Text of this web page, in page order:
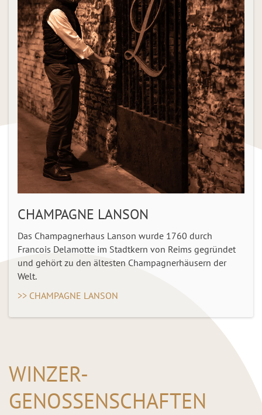
CHAMPAGNE LANSON
Das Champagnerhaus Lanson wurde 1760 durch
Francois Delamotte im Stadtkern von Reims gegründet
und gehört zu den ältesten Champagnerhäusern der
Welt.
>> CHAMPAGNE LANSON
WINZER-
GENOSSENSCHAFTEN